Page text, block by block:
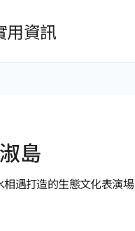
用資訊
島
遇打造的生態文化表演場